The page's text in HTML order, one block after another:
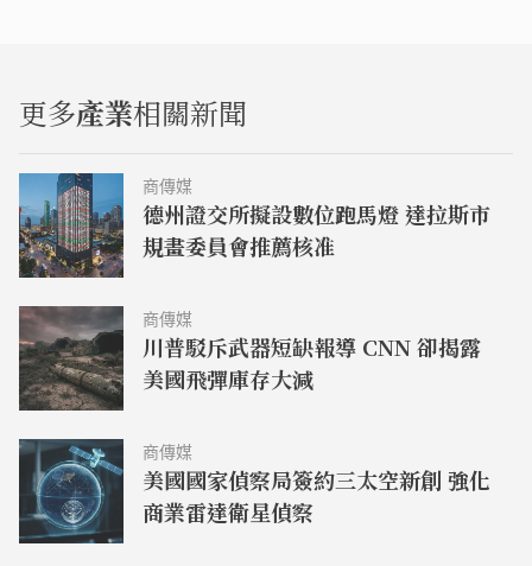
更多產業相關新聞
商傳媒
德州證交所擬設數位跑馬燈 達拉斯市
規畫委員會推薦核准
商傳媒
川普駁斥武器短缺報導 CNN 卻揭露
美國飛彈庫存大減
商傳媒
美國國家偵察局簽約三太空新創 強化
商業雷達衛星偵察